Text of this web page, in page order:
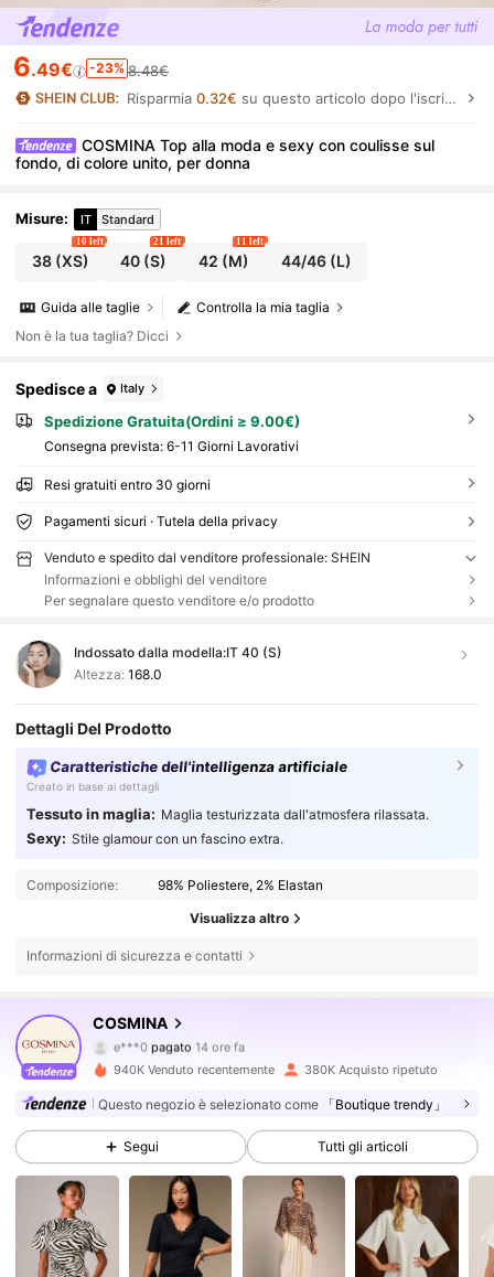
6.49€ -23% 8.48€
Risparmia0.32€ su questo articolo dopo l'iscrizione.
COSMINA Top alla moda e sexy con coulisse sul
fondo, di colore unito, per donna
Misure: IT Standard
38(XS)
10 left
40 (S)
21 left
42 (M)
11 left
44/46(L)
Controlla la mia taglia
Guida alle taglie
Non è la tua taglia? Dicci
Spedisce a Italy
Spedizione Gratuita(Ordini ≥ 9.00€)
Consegna prevista: 6-11 Giorni Lavorativi
Resi gratuiti entro 30 giorni
Pagamenti sicuri · Tutela della privacy
Venduto e spedito dal venditore professionale: SHEIN
Informazioni e obblighi del venditore
Per segnalare questo venditore e/o prodotto
Indossato dalla modella:IT 40 (S)
Altezza: 168.0
Dettagli Del Prodotto
Caratteristiche dell'intelligenza artificiale
Creato in base ai dettagli
Tessuto in maglia: Maglia testurizzata dall'atmosfera rilassata.
Sexy: Stile glamour con un fascino extra.
Composizione: 98% Poliestere, 2% Elastan
Visualizza altro
Informazioni di sicurezza e contatti
COSMINA
4.74
840K Follower
e***0 pagato 14 ore fa
m***a segue 4 ore fa
4.74 840K Follower
4.74 840K Follower
840K Follower
940K Venduto recentemente 380K Acquisto ripetuto
Questo negozio è selezionato come 「Boutique trendy」
Segui Tutti gli articoli